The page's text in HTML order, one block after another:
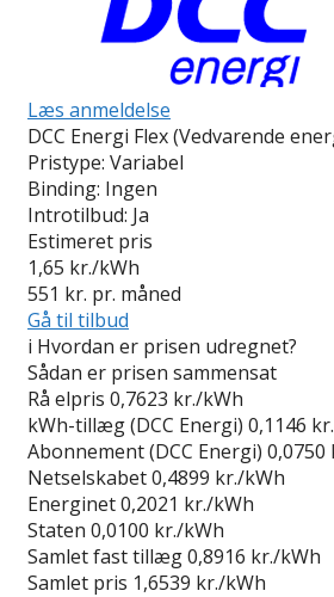
Læs anmeldelse
DCC Energi Flex (Vedvarende
Pristype: Variabel
Binding: Ingen
Introtilbud: Ja
Estimeret pris
1,65 kr./kWh
551 kr. pr. måned
Gå til tilbud
i Hvordan er prisen udregnet?
Sådan er prisen sammensat
Rå elpris 0,7623 kr./kWh
kWh-tillæg (DCC Energi) 0,1146
Abonnement (DCC Energi) 0,0750
Netselskabet0,4899 kr./kWh
Energinet0,2021 kr./kWh
Staten 0,0100 kr./kWh
Samlet fast tillæg0,8916 kr./kWh
Samlet pris 1,6539 kr./kWh